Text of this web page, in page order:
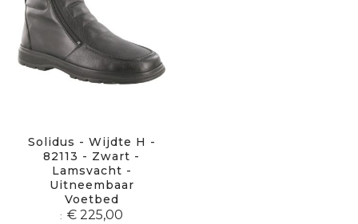
Solidus - Wijdte H -
82113 - Zwart -
Lamsvacht -
Uitneembaar
Voetbed
€ 225,00